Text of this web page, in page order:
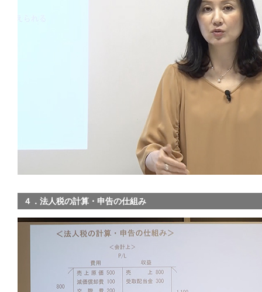
４．法人税の計算・申告の仕組み